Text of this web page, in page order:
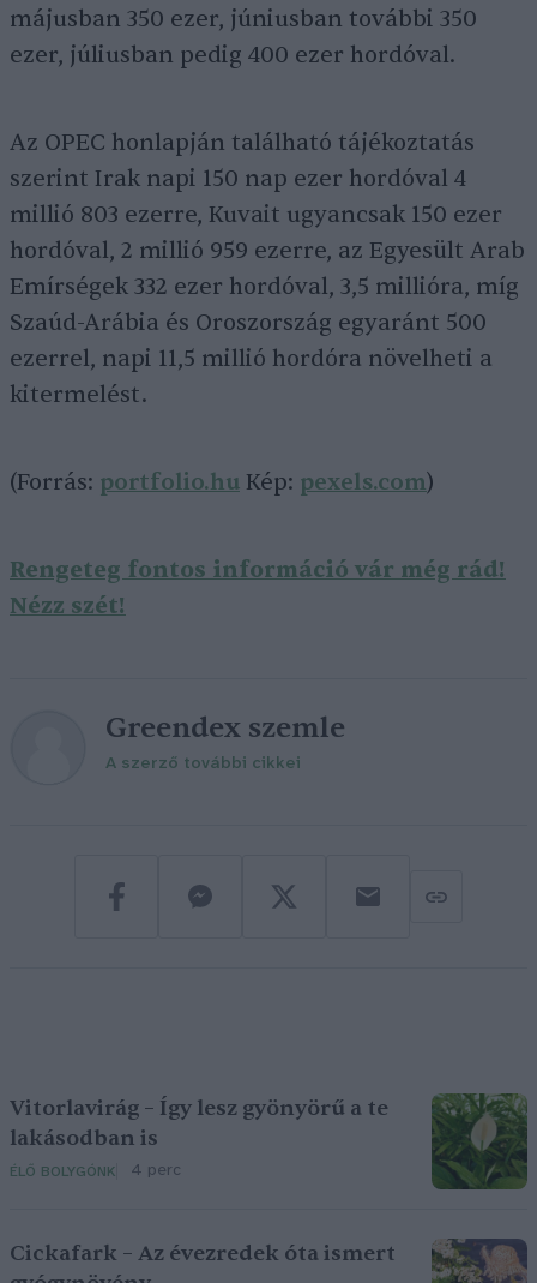
májusban 350 ezer, júniusban további 350
ezer, júliusban pedig 400 ezer hordóval.
Az OPEC honlapján található tájékoztatás
szerint Irak napi 150 nap ezer hordóval 4
millió 803 ezerre, Kuvait ugyancsak 150 ezer
hordóval, 2 millió 959 ezerre, az Egyesült Arab
Emírségek 332 ezer hordóval, 3,5 millióra, míg
Szaúd-Arábia és Oroszország egyaránt 500
ezerrel, napi 11,5 millió hordóra növelheti a
kitermelést.
(Forrás: portfolio.hu Kép: pexels.com)
Rengeteg fontos információ vár még rád!
Nézz szét!
Greendex szemle
A szerző további cikkei
Vitorlavirág – Így lesz gyönyörű a te
lakásodban is
ÉLŐ BOLYGÓNK 4 perc
Cickafark – Az évezredek óta ismert